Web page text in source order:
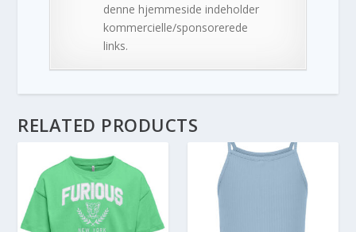
denne hjemmeside indeholder
kommercielle/sponsorerede
links.
RELATED PRODUCTS